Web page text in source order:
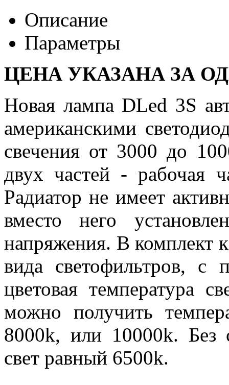
Описание
Параметры
ЦЕНА УКАЗАНА ЗА
Новая лампа DLed 3S
американскими
свечения от 3000 до
двух частей - рабочая
Радиатор не имеет
вместо него
напряжения. В комплект
вида светофильтров,
цветовая температура
можно получить
8000k, или 10000k. Без
свет равный 6500k.